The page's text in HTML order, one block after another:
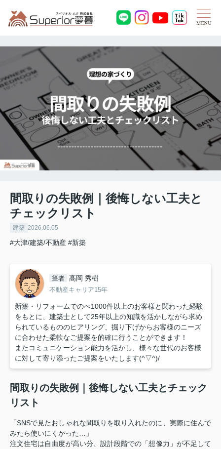
間取りの失敗例｜後悔しない工夫と
チェックリスト
建築 2026.06.05
#大津/建築/不動産 #新築
筆者 髙岡 秀樹
不動産キャリア15年
新築・リフォームでのべ1000件以上のお客様と関わった経験
をもとに、建築士として25年以上の知識を活かしながら求め
られているもののヒアリング、掘り下げからお客様のニーズ
に合わせた柔軟なご提案を的確に行うことができます！
またコミュニケーション能力を活かし、様々な世代のお客様
に対して寄り添ったご提案をいたします(^▽^)/
間取りの失敗例｜後悔しない工夫とチェック
リスト
「SNSで見たおしゃれな間取りを取り入れたのに、実際に住んで
みたら使いにくかった…」
注文住宅は自由度が高い分、設計段階での「想像力」が不足して